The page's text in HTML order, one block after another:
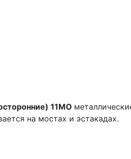
11МО
на мостах и эстакадах.